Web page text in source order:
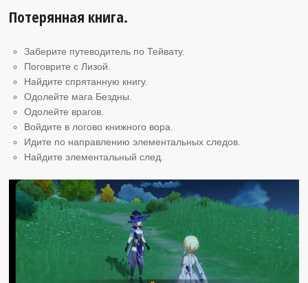
Потерянная книга.
Заберите путеводитель по Тейвату.
Поговрите с Лизой.
Найдите спрятанную книгу.
Одолейте мага Бездны.
Одолейте врагов.
Войдите в логово книжного вора.
Идите по направлению элементальных следов.
Найдите элементальный след.